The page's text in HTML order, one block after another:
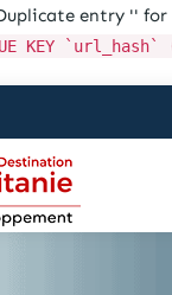
entry '' for
KEY